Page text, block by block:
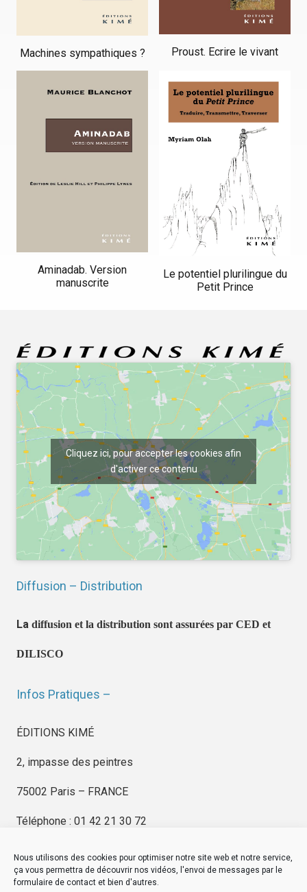
Nous utilisons des cookies pour optimiser notre site web et notre service,
ça vous permettra de découvrir nos vidéos, l'envoi de messages par le
formulaire de contact et bien d'autres.
Machines sympathiques ? Proust. Ecrire le vivant
Aminadab. Version
manuscrite
Le potentiel plurilingue du
Petit Prince
Cliquez ici, pour accepter les cookies afin
d'activer ce contenu
Diffusion – Distribution
La diffusion et la distribution sont assurées par CED et
DILISCO
Infos Pratiques –
ÉDITIONS KIMÉ
2, impasse des peintres
75002 Paris – FRANCE
Téléphone : 01 42 21 30 72